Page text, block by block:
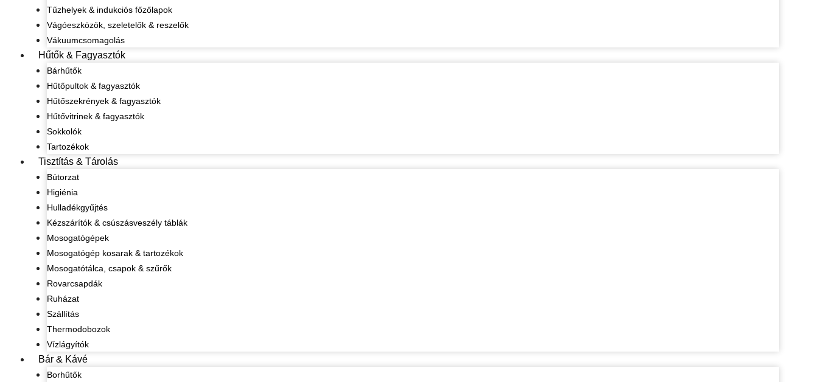
Tűzhelyek & indukciós főzőlapok
Vágóeszközök, szeletelők & reszelők
Vákuumcsomagolás
Hűtők & Fagyasztók
Bárhűtők
Hűtőpultok & fagyasztók
Hűtőszekrények & fagyasztók
Hűtővitrinek & fagyasztók
Sokkolók
Tartozékok
Tisztítás & Tárolás
Bútorzat
Higiénia
Hulladékgyűjtés
Kézszárítók & csúszásveszély táblák
Mosogatógépek
Mosogatógép kosarak & tartozékok
Mosogatótálca, csapok & szűrők
Rovarcsapdák
Ruházat
Szállítás
Thermodobozok
Vízlágyítók
Bár & Kávé
Borhűtők